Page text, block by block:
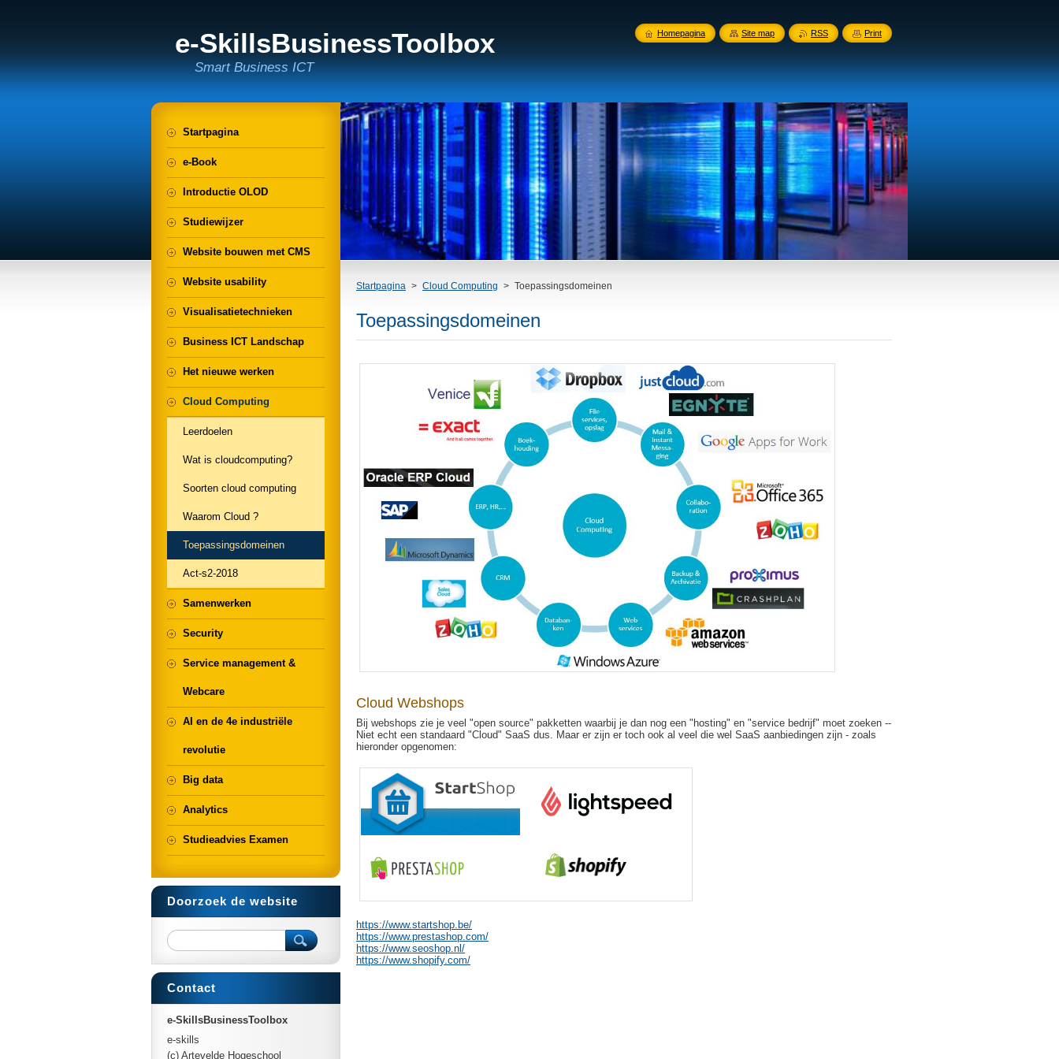
e-SkillsBusinessToolbox
Smart Business ICT
Startpagina > Cloud Computing > Toepassingsdomeinen
Toepassingsdomeinen
Cloud Webshops
Bij webshops zie je veel "open source" pakketten waarbij je dan nog een "hosting" en "service bedrijf" moet zoeken --
Niet echt een standaard "Cloud" SaaS dus. Maar er zijn er toch ook al veel die wel SaaS aanbiedingen zijn - zoals
hieronder opgenomen:
https://www.startshop.be/
https://www.prestashop.com/
https://www.seoshop.nl/
https://www.shopify.com/
Startpagina
e-Book
Introductie OLOD
Studiewijzer
Website bouwen met CMS
Website usability
Visualisatietechnieken
Business ICT Landschap
Het nieuwe werken
Cloud Computing
Leerdoelen
Wat is cloudcomputing?
Soorten cloud computing
Waarom Cloud ?
Toepassingsdomeinen
Act-s2-2018
Samenwerken
Security
Service management &
Webcare
AI en de 4e industriële
revolutie
Big data
Analytics
Studieadvies Examen
Doorzoek de website
Contact
e-SkillsBusinessToolbox
e-skills
(c) Artevelde Hogeschool
Homepagina Site map RSS Print